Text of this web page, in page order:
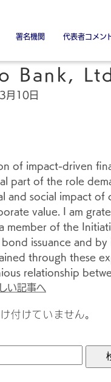
署名機関
署名金融機関
署名協力機関
代表者コメン
署名金融機関
署名協力機関
Bank,
月10日
of impact-driven
part of the role
and social impact of
value. I am
member of the
issuance and
through these
relationship
い記事へ
付けていません。